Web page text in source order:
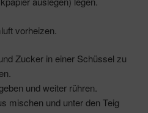
vorheizen.
Zucker in einer Schüssel zu
und weiter rühren.
mischen und unter den Teig